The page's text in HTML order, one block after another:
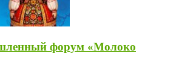
форум «Молоко